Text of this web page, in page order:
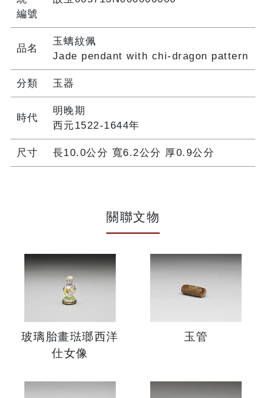
編號
品名
玉螭紋佩
Jade pendant with chi-dragon pattern
分類 玉器
時代
明晚期
西元1522-1644年
尺寸 長10.0公分 寬6.2公分 厚0.9公分
關聯文物
玻璃胎畫琺瑯西洋
仕女像
玉管